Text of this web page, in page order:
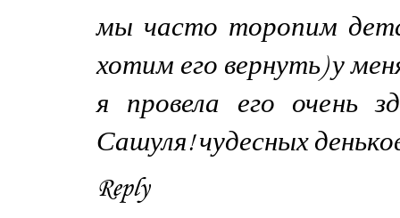
мы часто торопим
хотим его вернуть) у
я провела его очень
Сашуля! чудесных
Reply